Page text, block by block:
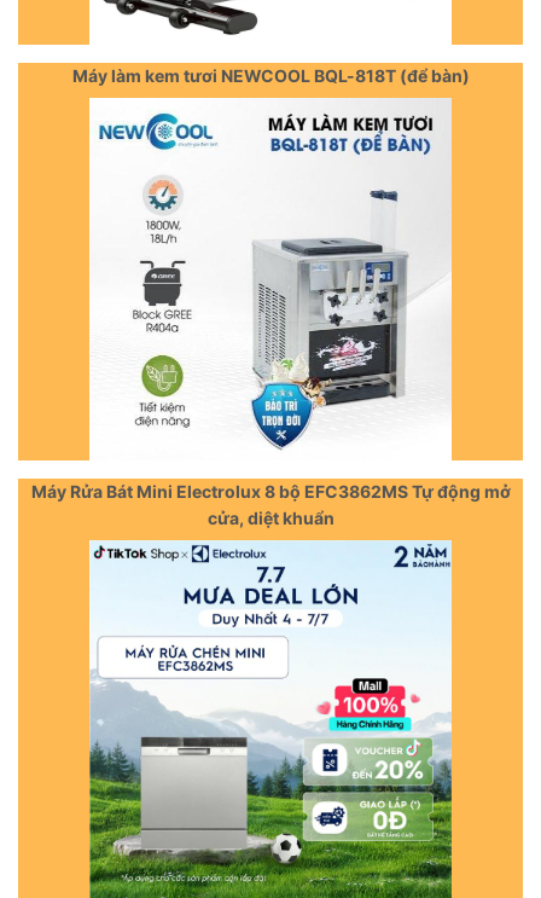
Máy làm kem tươi NEWCOOL BQL-818T (để bàn)
Máy Rửa Bát Mini Electrolux 8 bộ EFC3862MS Tự động mở
cửa, diệt khuẩn